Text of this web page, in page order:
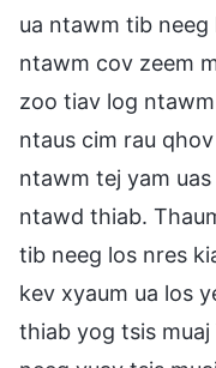
ua ntawm tib
ntawm cov zeem
zoo tiav log
ntaus cim rau
ntawm tej yam
ntawd thiab.
tib neeg los nres
kev xyaum ua los
thiab yog tsis